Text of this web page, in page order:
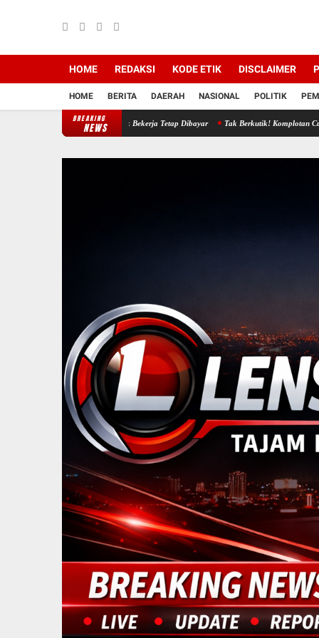
HOME REDAKSI KODE ETIK DISCLAIMER
HOME BERITA DAERAH NASIONAL POLITIK
BREAKING
NEWS
KSB Tidak Bekerja Tetap Dibayar Tak Berkutik! Komplotan Curanmor Residivis